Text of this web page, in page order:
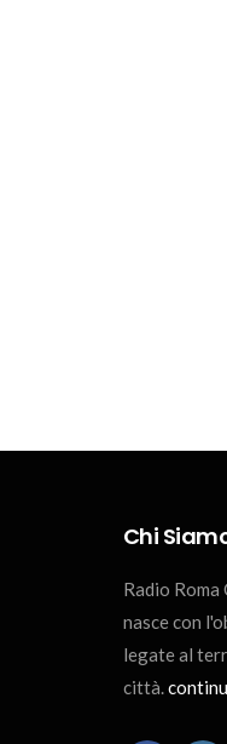
Chi
Radio
nasce con
legate al
città.